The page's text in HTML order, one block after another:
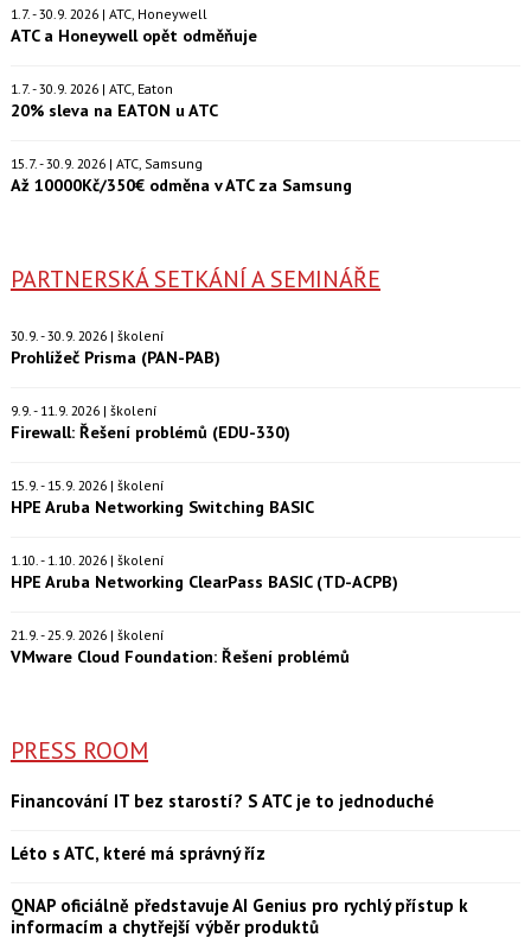
1.7. - 30.9. 2026 | ATC, Honeywell
ATC a Honeywell opět odměňuje
1.7. - 30.9. 2026 | ATC, Eaton
20% sleva na EATON u ATC
15.7. - 30.9. 2026 | ATC, Samsung
Až 10000Kč/350€ odměna v ATC za Samsung
PARTNERSKÁ SETKÁNÍ A SEMINÁŘE
30.9. - 30.9. 2026 | školení
Prohlížeč Prisma (PAN-PAB)
9.9. - 11.9. 2026 | školení
Firewall: Řešení problémů (EDU-330)
15.9. - 15.9. 2026 | školení
HPE Aruba Networking Switching BASIC
1.10. - 1.10. 2026 | školení
HPE Aruba Networking ClearPass BASIC (TD-ACPB)
21.9. - 25.9. 2026 | školení
VMware Cloud Foundation: Řešení problémů
PRESS ROOM
Financování IT bez starostí? S ATC je to jednoduché
Léto s ATC, které má správný říz
QNAP oficiálně představuje AI Genius pro rychlý přístup k
informacím a chytřejší výběr produktů